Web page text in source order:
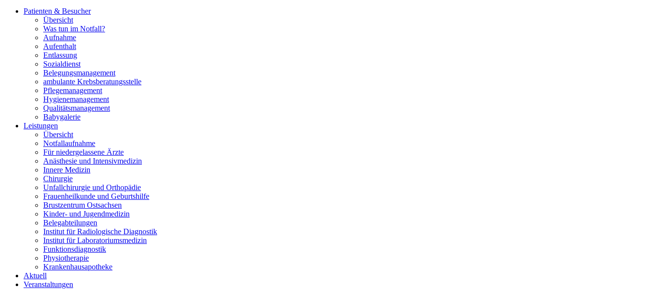
Patienten & Besucher
Übersicht
Was tun im Notfall?
Aufnahme
Aufenthalt
Entlassung
Sozialdienst
Belegungsmanagement
ambulante Krebsberatungsstelle
Pflegemanagement
Hygienemanagement
Qualitätsmanagement
Babygalerie
Leistungen
Übersicht
Notfallaufnahme
Für niedergelassene Ärzte
Anästhesie und Intensivmedizin
Innere Medizin
Chirurgie
Unfallchirurgie und Orthopädie
Frauenheilkunde und Geburtshilfe
Brustzentrum Ostsachsen
Kinder- und Jugendmedizin
Belegabteilungen
Institut für Radiologische Diagnostik
Institut für Laboratoriumsmedizin
Funktionsdiagnostik
Physiotherapie
Krankenhausapotheke
Aktuell
Veranstaltungen